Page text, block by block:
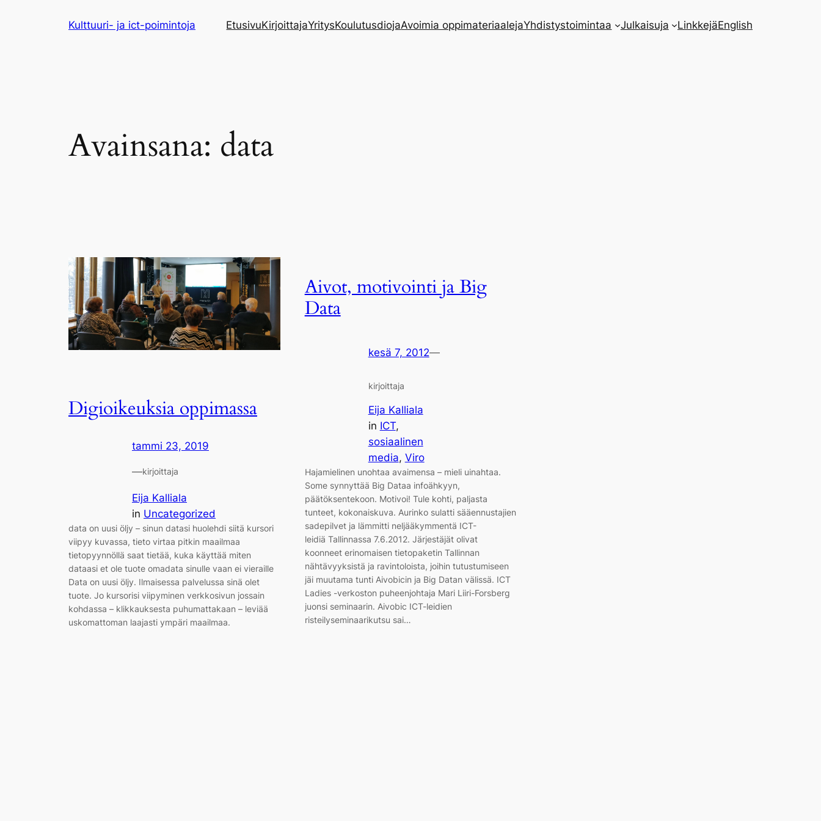
Kulttuuri- ja ict-poimintoja EtusivuKirjoittajaYritysKoulutusdiojaAvoimia oppimateriaalejaYhdistystoimintaa Julkaisuja LinkkejäEnglish
Avainsana: data
Digioikeuksia oppimassa
tammi 23, 2019
—kirjoittaja
Eija Kalliala
in Uncategorized
data on uusi öljy – sinun datasi huolehdi siitä kursori
viipyy kuvassa, tieto virtaa pitkin maailmaa
tietopyynnöllä saat tietää, kuka käyttää miten
dataasi et ole tuote omadata sinulle vaan ei vieraille
Data on uusi öljy. Ilmaisessa palvelussa sinä olet
tuote. Jo kursorisi viipyminen verkkosivun jossain
kohdassa – klikkauksesta puhumattakaan – leviää
uskomattoman laajasti ympäri maailmaa.
Aivot, motivointi ja Big
Data
kesä 7, 2012—
kirjoittaja
Eija Kalliala
in ICT
sosiaalinen
media, Viro
Hajamielinen unohtaa avaimensa – mieli uinahtaa.
Some synnyttää Big Dataa infoähkyyn,
päätöksentekoon. Motivoi! Tule kohti, paljasta
tunteet, kokonaiskuva. Aurinko sulatti sääennustajien
sadepilvet ja lämmitti neljääkymmentä ICT-
leidiä Tallinnassa 7.6.2012. Järjestäjät olivat
koonneet erinomaisen tietopaketin Tallinnan
nähtävyyksistä ja ravintoloista, joihin tutustumiseen
jäi muutama tunti Aivobicin ja Big Datan välissä. ICT
Ladies -verkoston puheenjohtaja Mari Liiri-Forsberg
juonsi seminaarin. Aivobic ICT-leidien
risteilyseminaarikutsu sai…